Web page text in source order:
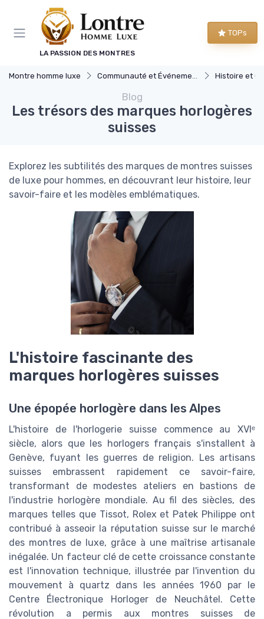
LA PASSION DES MONTRES
TOPs
Montre homme luxe Communauté et Événements Histoire et
Blog
Les trésors des marques horlogères
suisses
Explorez les subtilités des marques de montres suisses
de luxe pour hommes, en découvrant leur histoire, leur
savoir-faire et les modèles emblématiques.
L'histoire fascinante des
marques horlogères suisses
Une épopée horlogère dans les Alpes
L'histoire de l'horlogerie suisse commence au XVIᵉ
siècle, alors que les horlogers français s'installent à
Genève, fuyant les guerres de religion. Les artisans
suisses embrassent rapidement ce savoir-faire,
transformant de modestes ateliers en bastions de
l'industrie horlogère mondiale. Au fil des siècles, des
marques telles que Tissot, Rolex et Patek Philippe ont
contribué à asseoir la réputation suisse sur le marché
des montres de luxe, grâce à une maîtrise artisanale
inégalée. Un facteur clé de cette croissance constante
est l'innovation technique, illustrée par l'invention du
mouvement à quartz dans les années 1960 par le
Centre Électronique Horloger de Neuchâtel. Cette
révolution a permis aux montres suisses de
Panneau de gestion des cookies